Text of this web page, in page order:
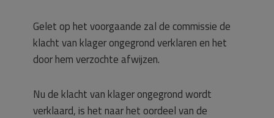
Gelet op het voorgaande zal de commissie de
klacht van klager ongegrond verklaren en het
door hem verzochte afwijzen.
Nu de klacht van klager ongegrond wordt
verklaard, is het naar het oordeel van de